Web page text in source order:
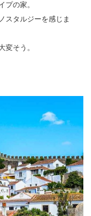
プの家。
スタルジーを感じま
変そう。